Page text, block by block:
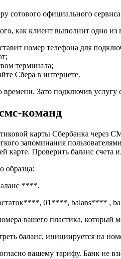
сотового официального
как клиент выполнит одно
номер телефона для
терминала;
Сбера в интернете.
Зато подключив
команд
карты Сбербанка
запоминания
Проверить баланс счета
образца:
****.
01****, balans**** ,
вашего пластика, который
баланс, инициируется на
вашему тарифу. Банк не